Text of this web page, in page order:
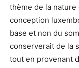
thème de la
conception
base et non du
conserverait de la
tout en provenant